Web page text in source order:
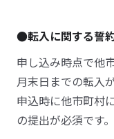
●転入に関する誓
申し込み時点で他
月末日までの転入
申込時に他市町村
の提出が必須です。